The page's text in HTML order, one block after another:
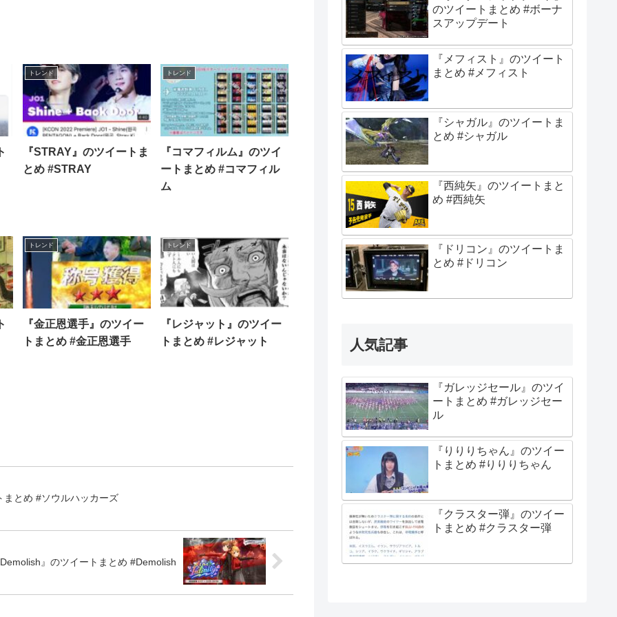
トレンド
『STRAY』のツイートま
とめ #STRAY
トレンド
『コマフィルム』のツイ
ートまとめ #コマフィル
ム
トレンド
『金正恩選手』のツイー
トまとめ #金正恩選手
トレンド
『レジャット』のツイー
トまとめ #レジャット
とめ #ソウルハッカーズ
』のツイートまとめ #Demolish
のツイートまとめ #ボーナ
スアップデート
『メフィスト』のツイート
まとめ #メフィスト
『シャガル』のツイートま
とめ #シャガル
『西純矢』のツイートまと
め #西純矢
『ドリコン』のツイートま
とめ #ドリコン
人気記事
『ガレッジセール』のツイ
ートまとめ #ガレッジセー
ル
『りりりちゃん』のツイー
トまとめ #りりりちゃん
『クラスター弾』のツイー
トまとめ #クラスター弾